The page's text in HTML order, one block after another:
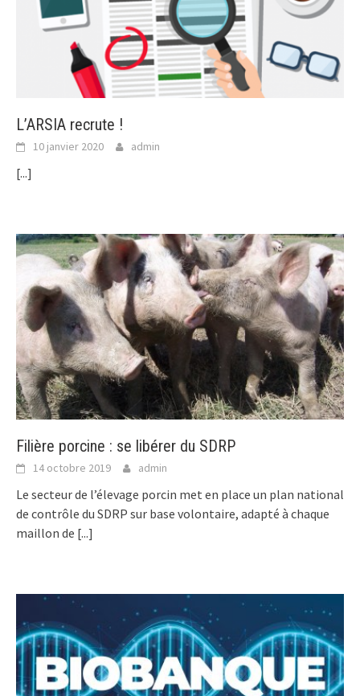
L’ARSIA recrute !
10 janvier 2020 admin
[...]
Filière porcine : se libérer du SDRP
14 octobre 2019 admin
Le secteur de l’élevage porcin met en place un plan national
de contrôle du SDRP sur base volontaire, adapté à chaque
maillon de [...]